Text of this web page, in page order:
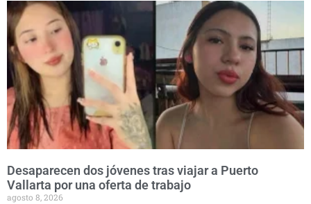
Desaparecen dos jóvenes tras viajar a Puerto
Vallarta por una oferta de trabajo
agosto 8, 2026